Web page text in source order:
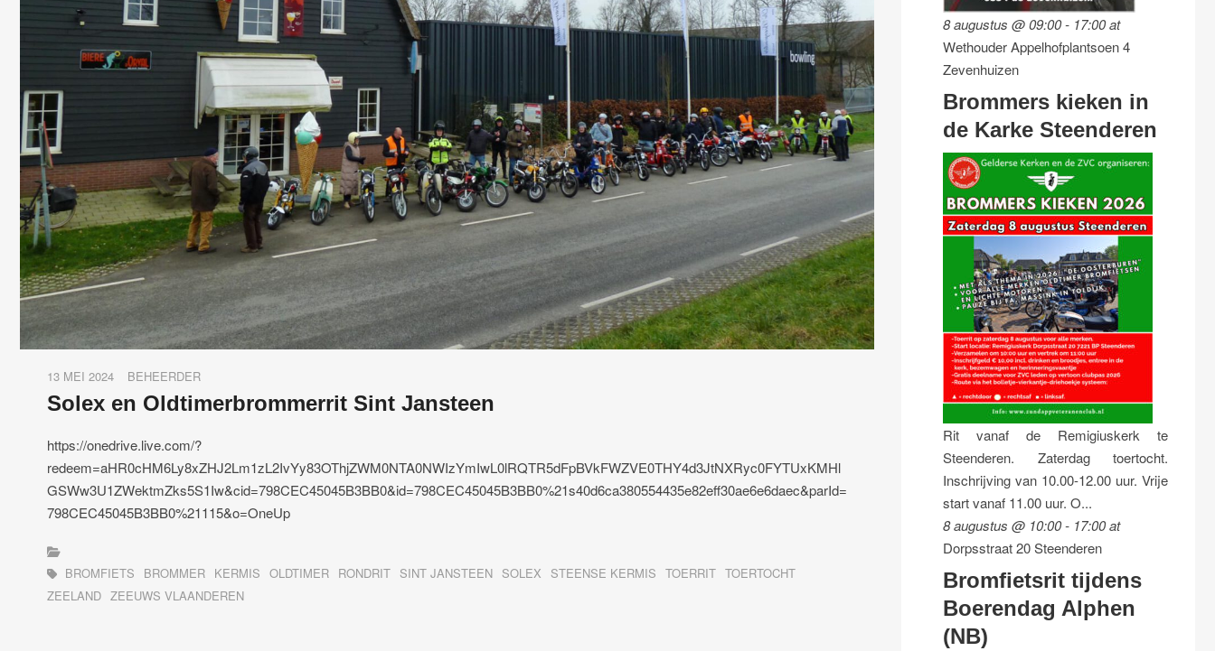
13 MEI 2024 BEHEERDER
Solex en Oldtimerbrommerrit Sint Jansteen
https://onedrive.live.com/?
redeem=aHR0cHM6Ly8xZHJ2Lm1zL2IvYy83OThjZWM0NTA0NWIzYmIwL0lRQTR5dFpBVkFWZVE0THY4d3JtNXRyc0FYTUxKMHl
GSWw3U1ZWektmZks5S1Iw&cid=798CEC45045B3BB0&id=798CEC45045B3BB0%21s40d6ca380554435e82eff30ae6e6daec&parId=
798CEC45045B3BB0%21115&o=OneUp
BROMFIETS BROMMER KERMIS OLDTIMER RONDRIT SINT JANSTEEN SOLEX STEENSE KERMIS TOERRIT TOERTOCHT
ZEELAND ZEEUWS VLAANDEREN
8 augustus @ 09:00- 17:00at
Wethouder Appelhofplantsoen 4
Zevenhuizen
Brommers kieken in
de Karke Steenderen
Rit vanaf de Remigiuskerk te
Steenderen. Zaterdag toertocht.
Inschrijving van 10.00-12.00 uur. Vrije
start vanaf 11.00 uur. O...
8 augustus @ 10:00- 17:00at
Dorpsstraat 20 Steenderen
Bromfietsrit tijdens
Boerendag Alphen
(NB)